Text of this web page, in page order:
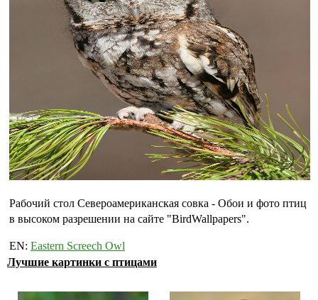
Рабочий стол Североамериканская совка - Обои и фото птиц
в высоком разрешении на сайте "BirdWallpapers".
EN: Eastern Screech Owl
Лучшие картинки с птицами